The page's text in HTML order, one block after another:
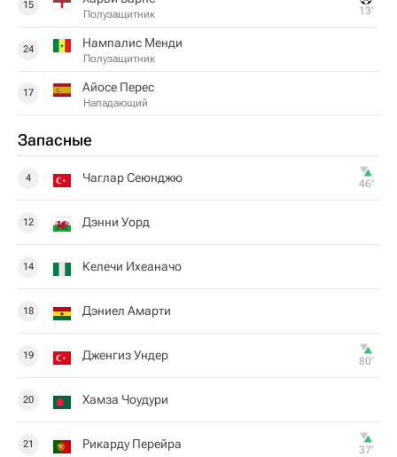
15
Полузащитник 13‎’‎
24 Нампалис Менди
Полузащитник
17 Айосе Перес
Нападающий
Запасные
4 Чаглар Сеюнджю 46‎’‎
12 Дэнни Уорд
14 Келечи Ихеаначо
18 Дэниел Амарти
19 Дженгиз Ундер 80‎’‎
20 Хамза Чоудури
21 Рикарду Перейра 37‎’‎